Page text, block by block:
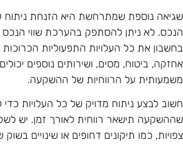
נוספת שמתרחשת היא הזנחת ניתוח
לא ניתן להסתפק בהערכת שווי
את כל העלויות התפעוליות הכרוכות
ביטוח, מסים, ושירותים נוספים
על הרווחיות של ההשקעה.
לבצע ניתוח מדויק של כל העלויות כדי
תישאר רווחית לאורך זמן. יש
כמו תיקונים דחופים או שינויים